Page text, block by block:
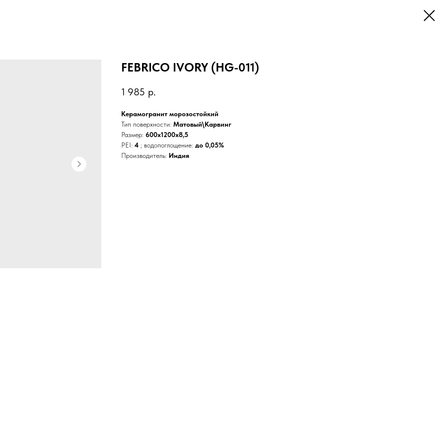
FEBRICO IVORY (HG-011)
1 985 р.
Керамогранит морозостойкий
Тип поверхности: Матовый\Карвинг
Размер: 600x1200x8,5
PEI: 4 ; водопоглощение: до 0,05%
Производитель: Индия